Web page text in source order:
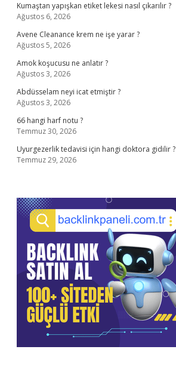
Kumaştan yapışkan etiket lekesi nasıl çıkarılır ?
Ağustos 6, 2026
Avene Cleanance krem ne işe yarar ?
Ağustos 5, 2026
Amok koşucusu ne anlatır ?
Ağustos 3, 2026
Abdüsselam neyi icat etmiştir ?
Ağustos 3, 2026
66 hangi harf notu ?
Temmuz 30, 2026
Uyurgezerlik tedavisi için hangi doktora gidilir ?
Temmuz 29, 2026